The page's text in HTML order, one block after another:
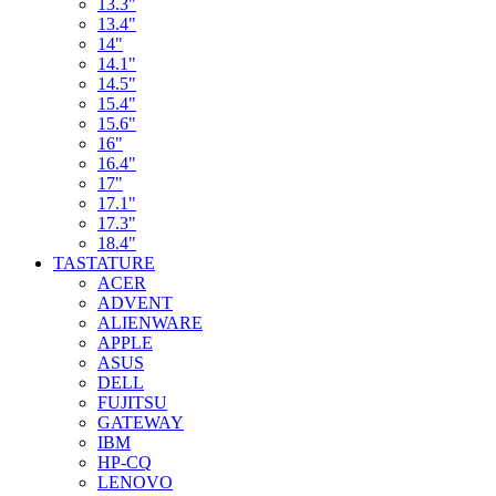
13.3"
13.4"
14"
14.1"
14.5"
15.4"
15.6"
16"
16.4"
17"
17.1"
17.3"
18.4"
TASTATURE
ACER
ADVENT
ALIENWARE
APPLE
ASUS
DELL
FUJITSU
GATEWAY
IBM
HP-CQ
LENOVO